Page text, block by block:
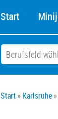
Start
Start Karlsruhe